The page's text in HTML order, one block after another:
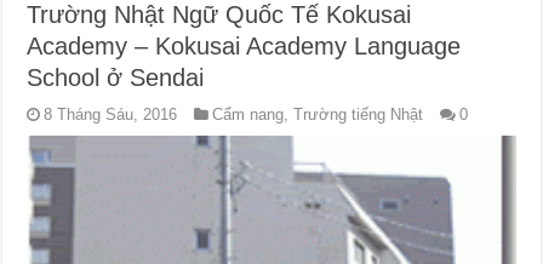
Trường Nhật Ngữ Quốc Tế Kokusai
Academy – Kokusai Academy Language
School ở Sendai
8 Tháng Sáu, 2016 Cẩm nang,Trường tiếng Nhật 0